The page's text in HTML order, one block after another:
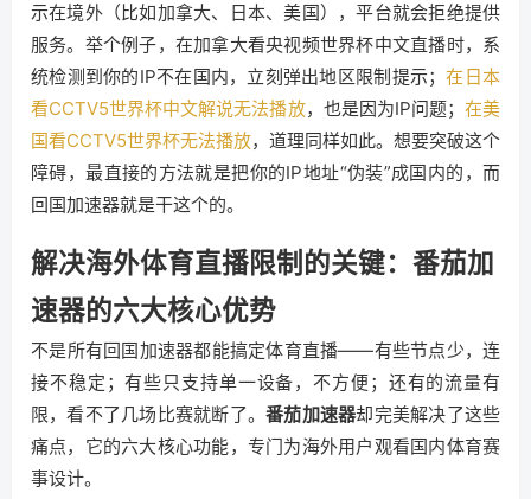
示在境外（比如加拿大、日本、美国），平台就会拒绝提供
服务。举个例子，在加拿大看央视频世界杯中文直播时，系
统检测到你的IP不在国内，立刻弹出地区限制提示；在日本
看CCTV5世界杯中文解说无法播放，也是因为IP问题； 在美
国看CCTV5世界杯无法播放，道理同样如此。想要突破这个
障碍，最直接的方法就是把你的IP地址“伪装”成国内的，而
回国加速器就是干这个的。
解决海外体育直播限制的关键：番茄加
速器的六大核心优势
不是所有回国加速器都能搞定体育直播——有些节点少，连
接不稳定；有些只支持单一设备，不方便；还有的流量有
限，看不了几场比赛就断了。番茄加速器却完美解决了这些
痛点，它的六大核心功能，专门为海外用户观看国内体育赛
事设计。